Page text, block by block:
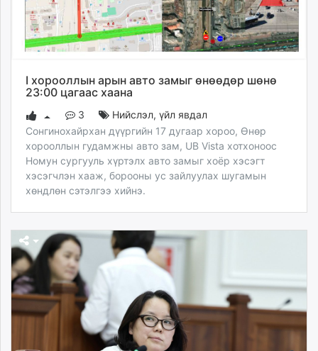
I хорооллын арын авто замыг өнөөдөр шөнө
23:00 цагаас хаана
3 Нийслэл,үйл явдал
Сонгинохайрхан дүүргийн 17 дугаар хороо, Өнөр
хорооллын гудамжны авто зам, UB Vista хотхоноос
Номун сургууль хүртэлх авто замыг хоёр хэсэгт
хэсэгчлэн хааж, борооны ус зайлуулах шугамын
хөндлөн сэтэлгээ хийнэ.